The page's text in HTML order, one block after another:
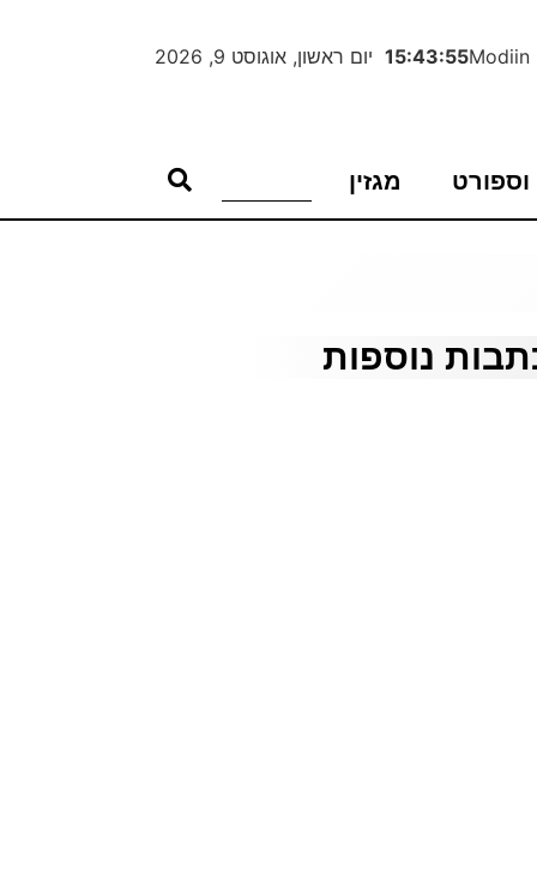
Modiin
15:43:56 יום ראשון, אוגוסט 9, 2026
וספורט מגזין
נוספות